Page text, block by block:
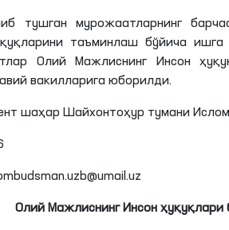
тушган мурожаатларнинг
таъминлаш бўйича
Олий Мажлиснинг Инсон
вакилларига юборилди.
шаҳар Шайхонтоҳур тумани
Олий Мажлиснинг Инсон